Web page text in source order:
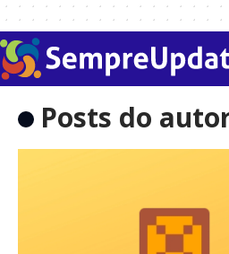
Posts do